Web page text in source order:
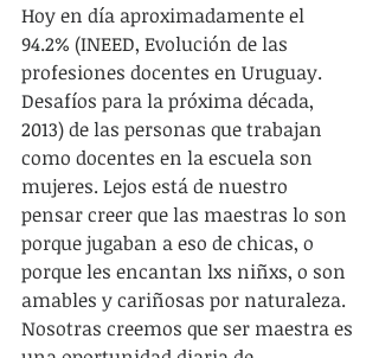
Hoy en día aproximadamente el
94.2% (INEED, Evolución de las
profesiones docentes en Uruguay.
Desafíos para la próxima década,
2013) de las personas que trabajan
como docentes en la escuela son
mujeres. Lejos está de nuestro
pensar creer que las maestras lo son
porque jugaban a eso de chicas, o
porque les encantan lxs niñxs, o son
amables y cariñosas por naturaleza.
Nosotras creemos que ser maestra es